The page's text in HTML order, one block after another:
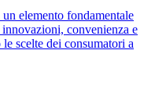
elemento fondamentale
convenienza e
scelte dei consumatori a